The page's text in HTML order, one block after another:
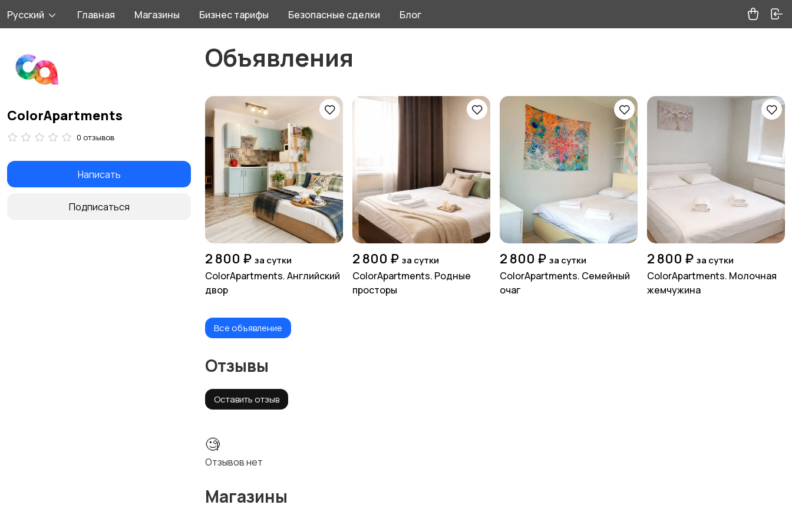
Русский Главная Магазины Бизнес тарифы Безопасные сделки Блог
ColorApartments
0 отзывов
Написать
Подписаться
Объявления
2 800 ₽ за сутки
ColorApartments. Английский
двор
2 800 ₽ за сутки
ColorApartments. Родные
просторы
2 800 ₽ за сутки
ColorApartments. Семейный
очаг
2 800 ₽ за сутки
ColorApartments. Молочная
жемчужина
Все объявление
Отзывы
Оставить отзыв
🧐
Отзывов нет
Магазины